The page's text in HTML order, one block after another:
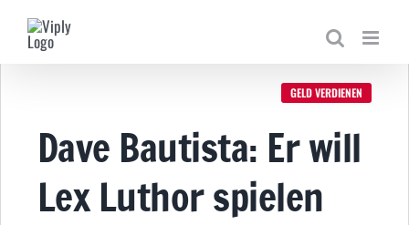
Inhalt
springen
GELD VERDIENEN
Dave Bautista: Er will
Lex Luthor spielen